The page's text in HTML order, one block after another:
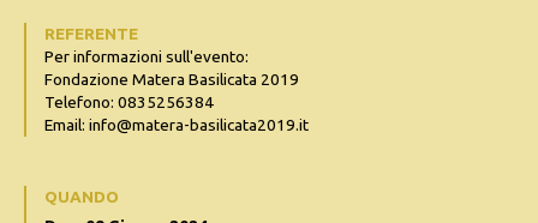
REFERENTE
Per informazioni sull'evento:
Fondazione Matera Basilicata 2019
Telefono: 0835256384
Email: info@matera-basilicata2019.it
QUANDO